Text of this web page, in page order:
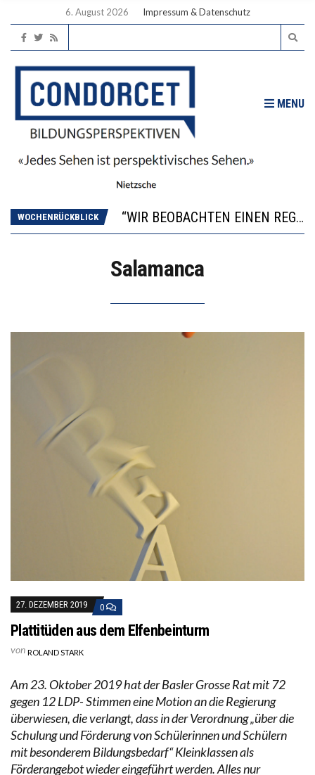
6. August 2026 Impressum & Datenschutz
MENU
WOCHENRÜCKBLICK
DIE VERSTÄRKTE HARMONISIERUNG IM SCHULWESEN VERRINGERT DAS INNOVATIONSPOTENZIAL
2’529 UNTERSCHRIFTEN FÜR «KEINE DIGITALEN GERÄTE IN DEN ERSTEN VIER PRIMARSCHULJAHREN» EINGEREICHT
Salamanca
27. DEZEMBER 2019 0
Plattitüden aus dem Elfenbeinturm
von ROLAND STARK
Am 23. Oktober 2019 hat der Basler Grosse Rat mit 72
gegen 12 LDP- Stimmen eine Motion an die Regierung
überwiesen, die verlangt, dass in der Verordnung „über die
Schulung und Förderung von Schülerinnen und Schülern
mit besonderem Bildungsbedarf“ Kleinklassen als
Förderangebot wieder eingeführt werden. Alles nur